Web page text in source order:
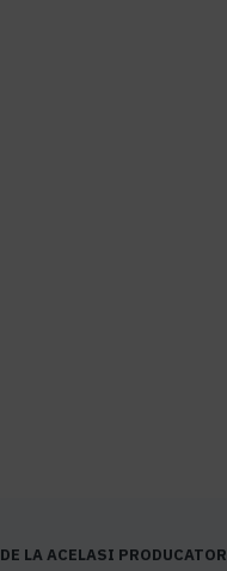
DE LA ACELASI PRODUCATOR